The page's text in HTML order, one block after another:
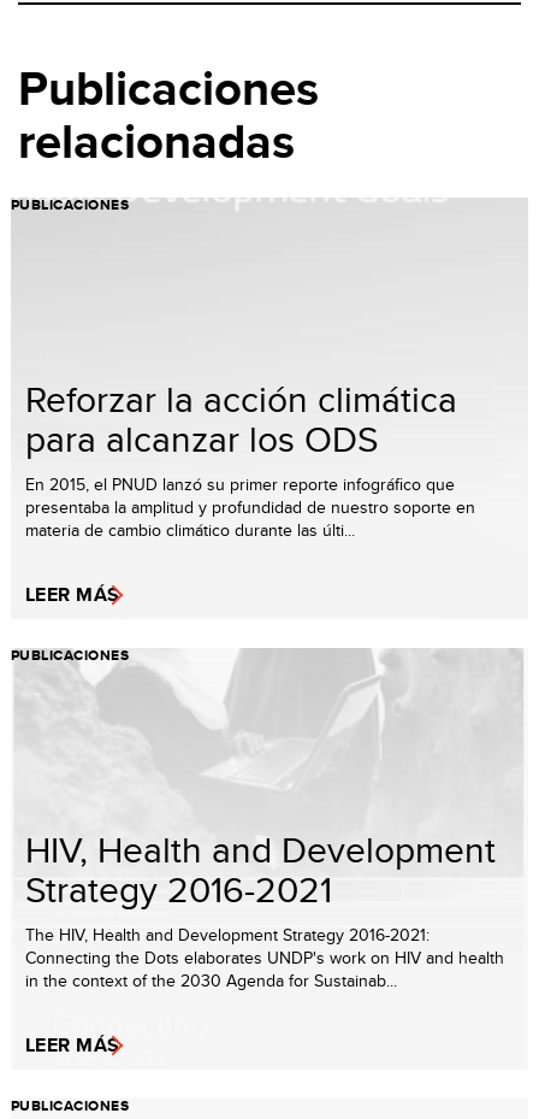
Publicaciones
relacionadas
PUBLICACIONES
Reforzar la acción climática
para alcanzar los ODS
En 2015, el PNUD lanzó su primer reporte infográfico que
presentaba la amplitud y profundidad de nuestro soporte en
materia de cambio climático durante las últi...
LEER MÁS
PUBLICACIONES
HIV, Health and Development
Strategy 2016-2021
The HIV, Health and Development Strategy 2016-2021:
Connecting the Dots elaborates UNDP's work on HIV and health
in the context of the 2030 Agenda for Sustainab...
LEER MÁS
PUBLICACIONES